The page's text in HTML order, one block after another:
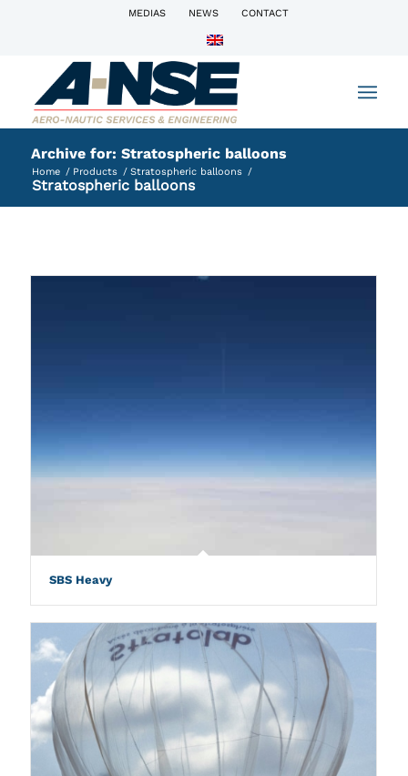
MEDIAS NEWS CONTACT
Archive for: Stratospheric balloons
Home / Products / Stratospheric balloons /
Stratospheric balloons
SBS Heavy